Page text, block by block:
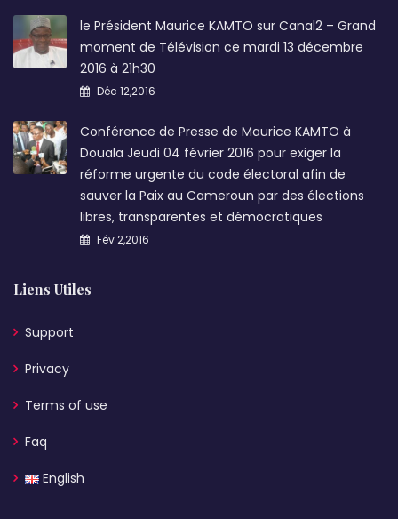
le Président Maurice KAMTO sur Canal2 – Grand
moment de Télévision ce mardi 13 décembre
2016 à 21h30
Déc 12,2016
Conférence de Presse de Maurice KAMTO à
Douala Jeudi 04 février 2016 pour exiger la
réforme urgente du code électoral afin de
sauver la Paix au Cameroun par des élections
libres, transparentes et démocratiques
Fév 2,2016
Liens Utiles
Support
Privacy
Terms of use
Faq
English